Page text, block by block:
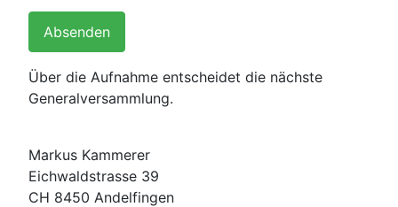
Absenden
Über die Aufnahme entscheidet die nächste
Generalversammlung.
Markus Kammerer
Eichwaldstrasse 39
CH 8450 Andelfingen